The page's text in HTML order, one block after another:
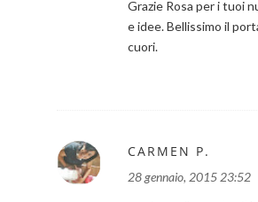
Grazie Rosa per i tuoi
e idee. Bellissimo il
cuori.
CARMEN P.
28 gennaio, 2015 23:52